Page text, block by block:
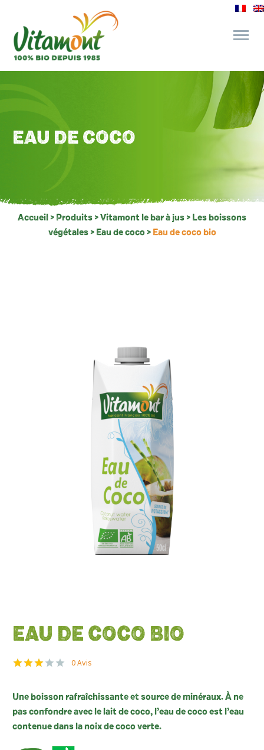
EAU DE COCO
Accueil > Produits >Vitamont le bar à jus > Les boissons
végétales> Eau de coco> Eau de coco bio
EAU DE COCO BIO
sur 5
basé
notation
0Avis
Une boisson rafraîchissante et source de minéraux. À ne
pas confondre avec le lait de coco, l’eau de coco est l’eau
contenue dans la noix de coco verte.